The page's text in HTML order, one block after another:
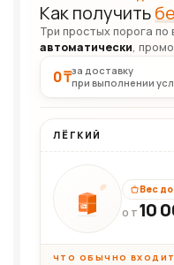
Как получить
Три простых порога по
автоматически,
0 ₸за доставку
при выполнении
ЛЁГКИЙ
10кг
Вес до
ОТ 10
ЧТО ОБЫЧНО ВХОДИТ